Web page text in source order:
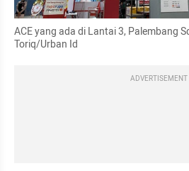
ACE yang ada di Lantai 3, Palembang
Toriq/Urban Id
ADVERTISEMENT